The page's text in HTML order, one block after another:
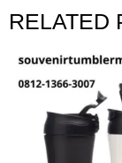
RELATED